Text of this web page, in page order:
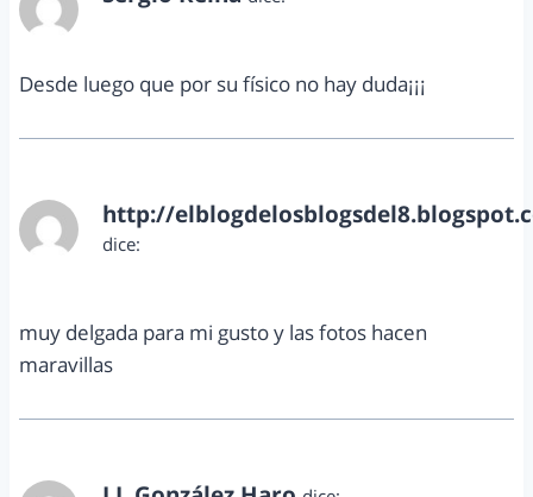
Desde luego que por su físico no hay duda¡¡¡
http://
dice:
muy delgada para mi gusto y las fotos hacen
maravillas